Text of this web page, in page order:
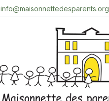
info@maisonnettedesparents.org